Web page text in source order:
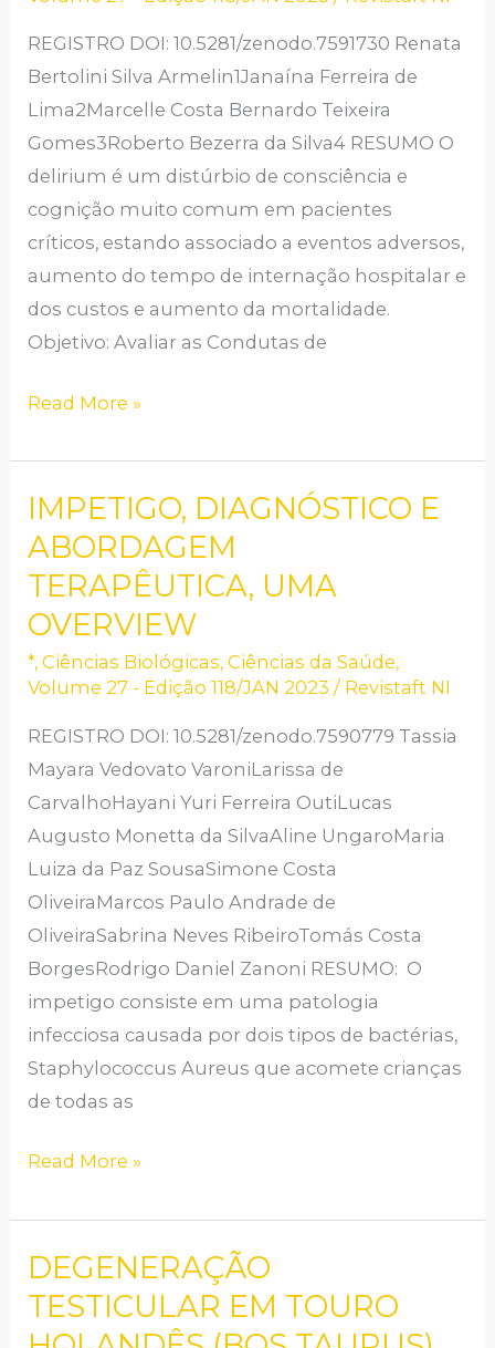
REGISTRO DOI: 10.5281/zenodo.7591730 Renata
Bertolini Silva Armelin1Janaína Ferreira de
Lima2Marcelle Costa Bernardo Teixeira
Gomes3Roberto Bezerra da Silva4 RESUMO O
delirium é um distúrbio de consciência e
cognição muito comum em pacientes
críticos, estando associado a eventos adversos,
aumento do tempo de internação hospitalar e
dos custos e aumento da mortalidade.
Objetivo: Avaliar as Condutas de
Read More »
IMPETIGO, DIAGNÓSTICO E
ABORDAGEM
TERAPÊUTICA, UMA
OVERVIEW
*,Ciências Biológicas,Ciências da Saúde,
Volume 27 - Edição 118/JAN 2023 / Revistaft NI
REGISTRO DOI: 10.5281/zenodo.7590779 Tassia
Mayara Vedovato VaroniLarissa de
CarvalhoHayani Yuri Ferreira OutiLucas
Augusto Monetta da SilvaAline UngaroMaria
Luiza da Paz SousaSimone Costa
OliveiraMarcos Paulo Andrade de
OliveiraSabrina Neves RibeiroTomás Costa
BorgesRodrigo Daniel Zanoni RESUMO: O
impetigo consiste em uma patologia
infecciosa causada por dois tipos de bactérias,
Staphylococcus Aureus que acomete crianças
de todas as
IMPETIGO,
DIAGNÓSTICO
E
ABORDAGEM
TERAPÊUTICA,
UMA
Read More »
DEGENERAÇÃO
TESTICULAR EM TOURO
DEGENERAÇÃO
TESTICULAR
EM